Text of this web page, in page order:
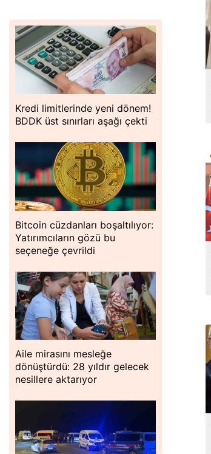
Kredi limitlerinde yeni dönem!
BDDK üst sınırları aşağı çekti
Bitcoin cüzdanları boşaltılıyor:
Yatırımcıların gözü bu
seçeneğe çevrildi
Aile mirasını mesleğe
dönüştürdü: 28 yıldır gelecek
nesillere aktarıyor